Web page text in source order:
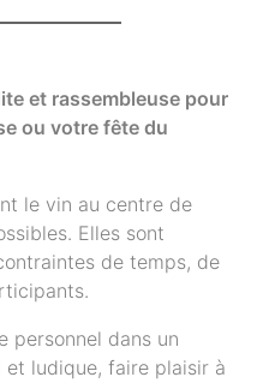
et rassembleuse pour
ou votre fête du
le vin au centre de
Elles sont
de temps, de
personnel dans un
ludique, faire plaisir à